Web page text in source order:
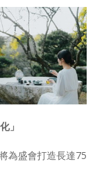
」
為盛會打造長達75